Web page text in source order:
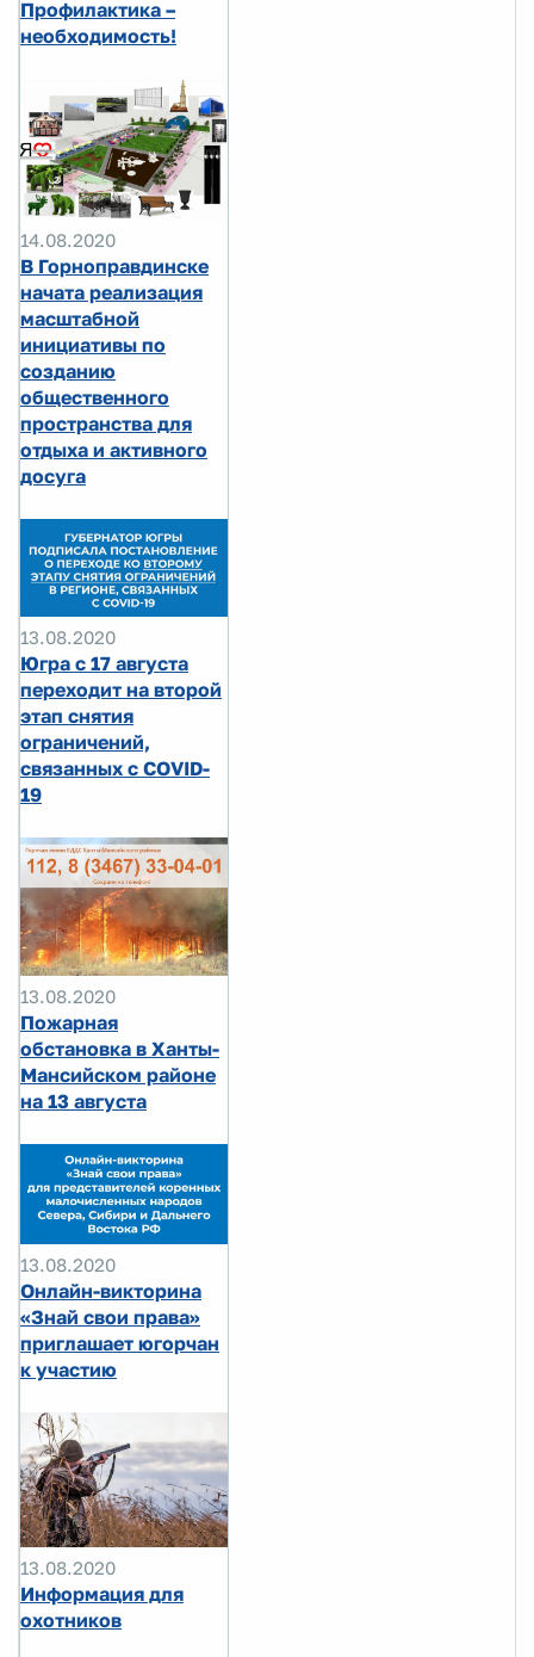
Профилактика –
необходимость!
14.08.2020
В Горноправдинске
начата реализация
масштабной
инициативы по
созданию
общественного
пространства для
отдыха и активного
досуга
13.08.2020
Югра с 17 августа
переходит на второй
этап снятия
ограничений,
связанных с COVID-
19
13.08.2020
Пожарная
обстановка в Ханты-
Мансийском районе
на 13 августа
13.08.2020
Онлайн-викторина
«Знай свои права»
приглашает югорчан
к участию
13.08.2020
Информация для
охотников